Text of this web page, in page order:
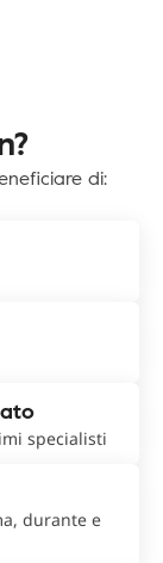
di:
specialisti
durante e